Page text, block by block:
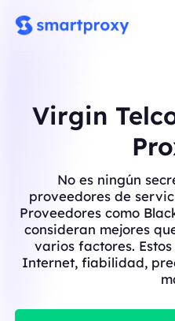
Virgin
No es ningún
proveedores de
Proveedores como
consideran mejores
varios factores.
Internet, fiabilidad,